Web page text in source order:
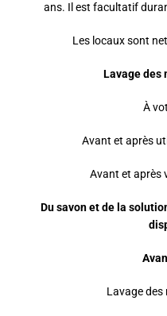
ans. Il est facultatif
Les locaux sont
Lavage des
À
Avant et après
Avant et après
Du savon et de la
Lavage